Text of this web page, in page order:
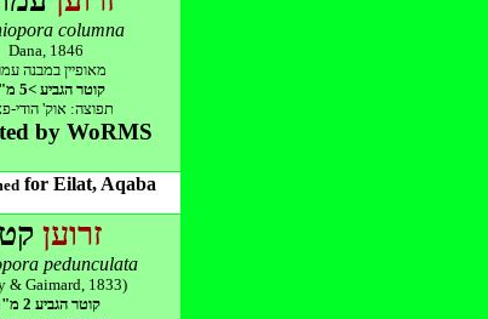
columna
Dana, 1846
מאופיין במבנה
קוטר הגביע >5 מ"מ
תפוצה: אוק' הודי-
by WoRMS
for Eilat, Aqaba
זרוען
pedunculata
& Gaimard, 1833)
קוטר הגביע 2 מ"מ